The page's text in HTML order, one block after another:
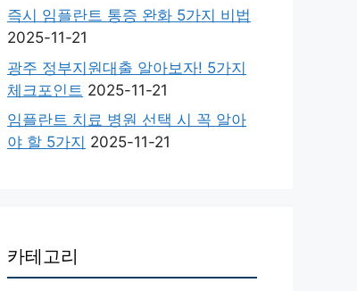
즉시 임플란트 통증 완화 5가지 비법
2025-11-21
광주 정부지원대출 알아보자! 5가지
체크포인트 2025-11-21
임플란트 치료 병원 선택 시 꼭 알아
야 할 5가지 2025-11-21
카테고리